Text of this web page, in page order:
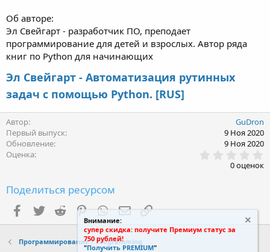
Об авторе:
Эл Свейгарт - разработчик ПО, преподает
программирование для детей и взрослых. Автор ряда
книг по Python для начинающих
Эл Свейгарт - Автоматизация рутинных
задач с помощью Python. [RUS]
Автор
GuDron
Первый выпуск
9 Ноя 2020
Обновление
9 Ноя 2020
Оценка
.
0
д
0 оценок
Поделиться ресурсом
Facebook
Twitter RedditPinterestWhatsAppЭлектронная почта
Ссылка
Программирование / Programming
Внимание:
супер скидка: получите Премиум статус за
750 рублей!
"Получить PREMIUM"